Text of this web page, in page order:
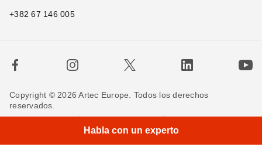
+382 67 146 005
Copyright © 2026 Artec Europe. Todos los derechos
reservados.
Política de privacidad
Política de cookies
Habla con un experto